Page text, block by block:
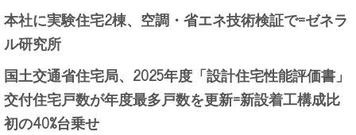
本社に実験住宅2棟、空調・省エネ技術検証で=ゼネラ
ル研究所
国土交通省住宅局、2025年度「設計住宅性能評価書」
交付住宅戸数が年度最多戸数を更新=新設着工構成比
初の40%台乗せ